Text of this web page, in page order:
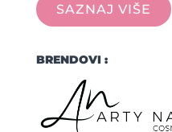
SAZNAJ VIŠE
BRENDOVI :